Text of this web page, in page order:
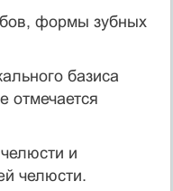
формы зубных
базиса
отмечается
и
челюсти.